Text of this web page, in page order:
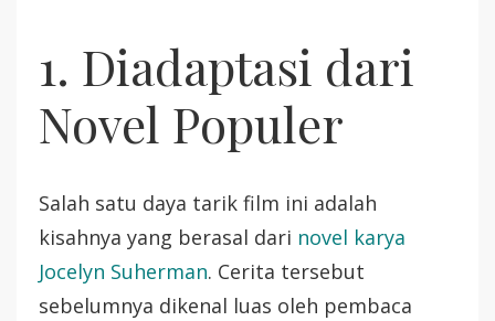
1. Diadaptasi dari
Novel Populer
Salah satu daya tarik film ini adalah
kisahnya yang berasal dari novel karya
Jocelyn Suherman. Cerita tersebut
sebelumnya dikenal luas oleh pembaca